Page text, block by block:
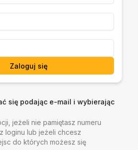
Zaloguj się
się podając e-mail i wybierając
jeżeli nie pamiętasz numeru
loginu lub jeżeli chcesz
do których możesz się